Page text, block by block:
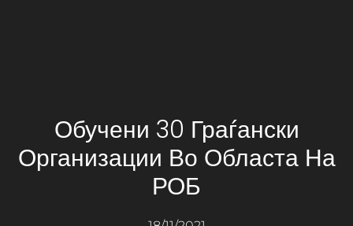
Обучени 30 Граѓански
Организации Во Областа На
РОБ